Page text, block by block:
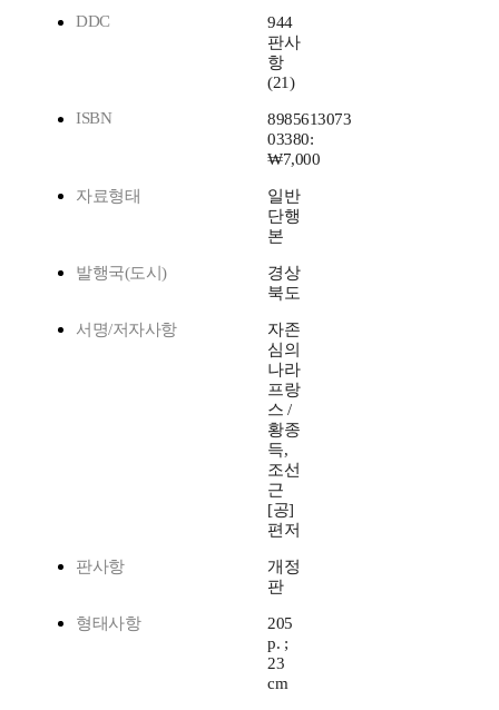
DDC
944
판사
항
(21)
ISBN
8985613073
03380:
₩7,000
자료형태
일반
단행
본
발행국(도시)
경상
북도
서명/저자사항
자존
심의
나라
프랑
스 /
황종
득,
조선
근
[공]
편저
판사항
개정
판
형태사항
205
p. ;
23
cm